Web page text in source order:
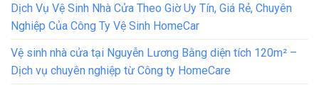
Dịch Vụ Vệ Sinh Nhà Cửa Theo Giờ Uy Tín, Giá Rẻ, Chuyên
Nghiệp Của Công Ty Vệ Sinh HomeCar
Vệ sinh nhà cửa tại Nguyễn Lương Bằng diện tích 120m² –
Dịch vụ chuyên nghiệp từ Công ty HomeCare